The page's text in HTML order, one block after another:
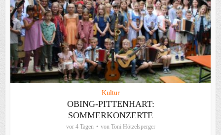
Kultur
OBING-PITTENHART:
SOMMERKONZERTE
vor 4 Tagen von Toni Hötzelsperger